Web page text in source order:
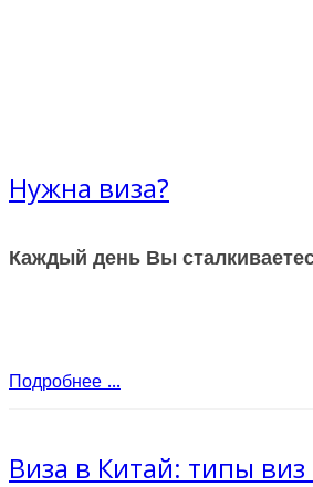
Нужна виза?
Каждый день Вы
Подробнее ...
Виза в Китай: типы